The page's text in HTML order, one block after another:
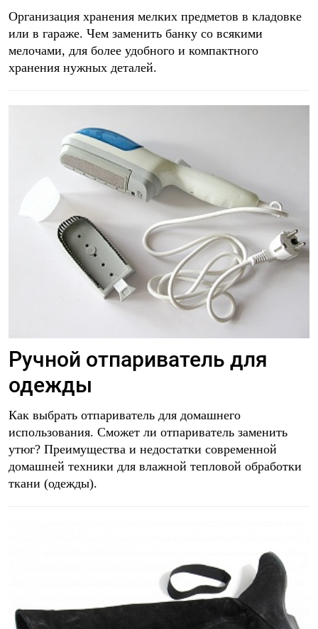
Организация хранения мелких предметов в кладовке
или в гараже. Чем заменить банку со всякими
мелочами, для более удобного и компактного
хранения нужных деталей.
Ручной отпариватель для
одежды
Как выбрать отпариватель для домашнего
использования. Сможет ли отпариватель заменить
утюг? Преимущества и недостатки современной
домашней техники для влажной тепловой обработки
ткани (одежды).